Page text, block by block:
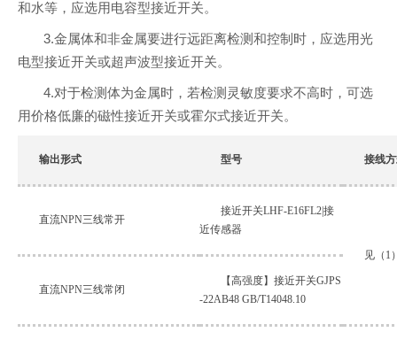
和水等，应选用电容型接近开关。
3.金属体和非金属要进行远距离检测和控制时，应选用光
电型接近开关或超声波型接近开关。
4.对于检测体为金属时，若检测灵敏度要求不高时，可选
用价格低廉的磁性接近开关或霍尔式接近开关。
输出形式 型号 接线
直流NPN三线常开
接近开关LHF-E16FL2|接
近传感器
见（1
直流NPN三线常闭
【高强度】接近开关GJPS
-22AB48 GB/T14048.10